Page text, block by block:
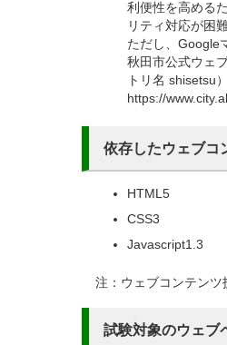
利便性を高める
リティ対応が困
ただし、Google
秋田市公式ウェ
トリ名 shisetsu
https://
依存したウェブコ
HTML5
CSS3
Javascript1.3
注：ウェブコンテンツ
試験対象のウェブ